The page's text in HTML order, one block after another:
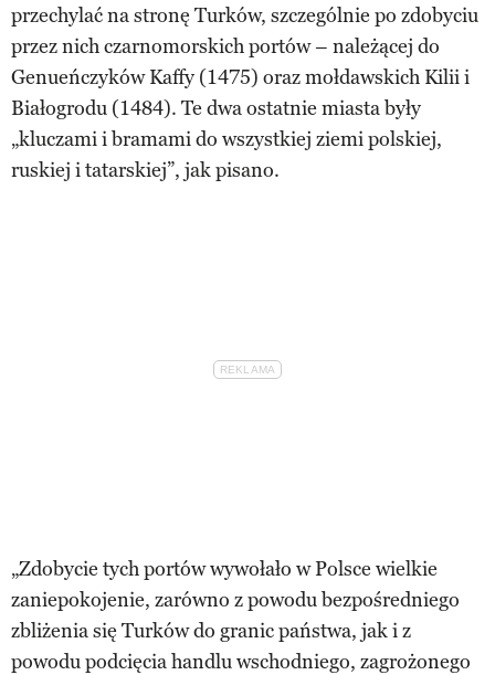
przechylać na stronę Turków, szczególnie po zdobyciu
przez nich czarnomorskich portów – należącej do
Genueńczyków Kaffy (1475) oraz mołdawskich Kilii i
Białogrodu (1484). Te dwa ostatnie miasta były
„kluczami i bramami do wszystkiej ziemi polskiej,
ruskiej i tatarskiej”, jak pisano.
„Zdobycie tych portów wywołało w Polsce wielkie
zaniepokojenie, zarówno z powodu bezpośredniego
zbliżenia się Turków do granic państwa, jak i z
powodu podcięcia handlu wschodniego, zagrożonego